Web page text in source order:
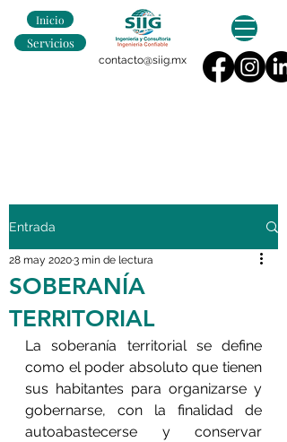
Inicio
Servicios
contacto@siig.mx
Entrada
SOBERANÍA
TERRITORIAL
28 may 20203 min de lectura
La soberanía territorial se define
como el poder absoluto que tienen
sus habitantes para organizarse y
gobernarse, con la finalidad de
autoabastecerse y conservar